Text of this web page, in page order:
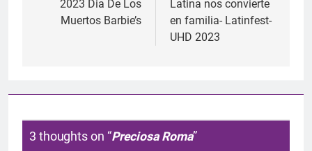
2023 Dia De Los
Muertos Barbie’s
Latina nos convierte
en familia- Latinfest-
UHD 2023
3 thoughts on “Preciosa Roma”